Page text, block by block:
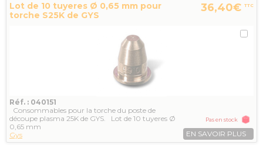
Lot de 10 tuyeres Ø 0,65 mm pour
torche S25K de GYS
36,40€ TTC
Réf. : 040151
Consommables pour la torche du poste de
découpe plasma 25K de GYS. Lot de 10 tuyeres Ø
0,65 mm
Gys
Pas en stock
EN SAVOIR PLUS